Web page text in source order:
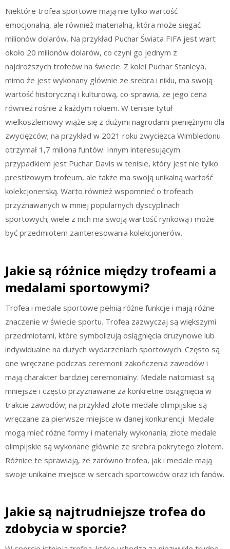
Niektóre trofea sportowe mają nie tylko wartość
emocjonalną, ale również materialną, która może sięgać
milionów dolarów. Na przykład Puchar Świata FIFA jest wart
około 20 milionów dolarów, co czyni go jednym z
najdroższych trofeów na świecie. Z kolei Puchar Stanleya,
mimo że jest wykonany głównie ze srebra i niklu, ma swoją
wartość historyczną i kulturową, co sprawia, że jego cena
również rośnie z każdym rokiem. W tenisie tytuł
wielkoszlemowy wiąże się z dużymi nagrodami pieniężnymi dla
zwycięzców; na przykład w 2021 roku zwycięzca Wimbledonu
otrzymał 1,7 miliona funtów. Innym interesującym
przypadkiem jest Puchar Davis w tenisie, który jest nie tylko
prestiżowym trofeum, ale także ma swoją unikalną wartość
kolekcjonerską. Warto również wspomnieć o trofeach
przyznawanych w mniej popularnych dyscyplinach
sportowych; wiele z nich ma swoją wartość rynkową i może
być przedmiotem zainteresowania kolekcjonerów.
Jakie są różnice między trofeami a
medalami sportowymi?
Trofea i medale sportowe pełnią różne funkcje i mają różne
znaczenie w świecie sportu. Trofea zazwyczaj są większymi
przedmiotami, które symbolizują osiągnięcia drużynowe lub
indywidualne na dużych wydarzeniach sportowych. Często są
one wręczane podczas ceremonii zakończenia zawodów i
mają charakter bardziej ceremonialny. Medale natomiast są
mniejsze i często przyznawane za konkretne osiągnięcia w
trakcie zawodów; na przykład złote medale olimpijskie są
wręczane za pierwsze miejsce w danej konkurencji. Medale
mogą mieć różne formy i materiały wykonania; złote medale
olimpijskie są wykonane głównie ze srebra pokrytego złotem.
Różnice te sprawiają, że zarówno trofea, jak i medale mają
swoje unikalne miejsce w sercach sportowców oraz ich fanów.
Jakie są najtrudniejsze trofea do
zdobycia w sporcie?